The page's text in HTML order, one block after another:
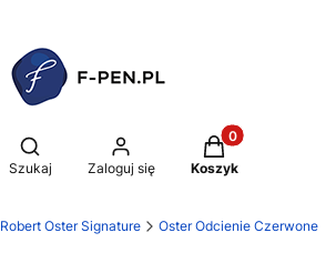
Otwórz wyszukiwarkę
Szukaj Zaloguj się
Produkty w
Koszyk
Robert Oster Signature Oster Odcienie Czerwone